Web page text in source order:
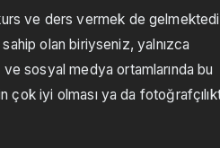
ve ders vermek de
olan biriyseniz, yalnızca
sosyal medya ortamlarında bu
çok iyi olması ya da